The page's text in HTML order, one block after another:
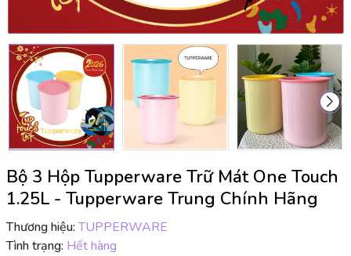
Bộ 3 Hộp Tupperware Trữ Mát One Touch
1.25L - Tupperware Trung Chính Hãng
Thương hiệu: TUPPERWARE
Tình trạng: Hết hàng